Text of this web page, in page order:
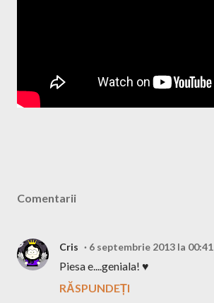
Comentarii
Cris 6 septembrie 2013 la 00:41
Piesa e....geniala! ♥
RĂSPUNDEȚI